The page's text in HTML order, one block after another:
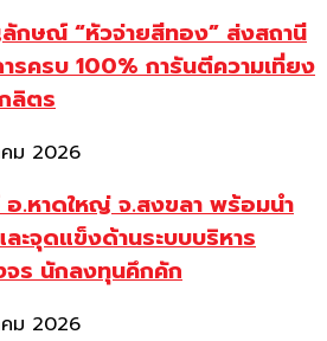
กษณ์ “หัวจ่ายสีทอง” ส่งสถานี
ารครบ 100% การันตีความเที่ยง
ลิตร
ม 2026
อ.หาดใหญ่ จ.สงขลา พร้อมนำ
ะจุดแข็งด้านระบบบริหาร
จร นักลงทุนคึกคัก
ม 2026